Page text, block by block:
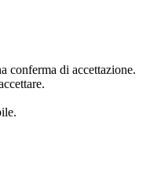
conferma di accettazione.